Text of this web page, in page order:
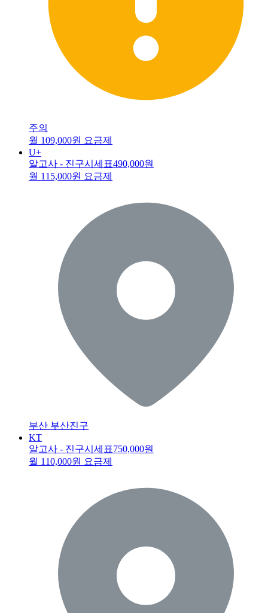
주의
월 109,000원 요금제
U+
알고사 - 진구시세표490,000원
월 115,000원 요금제
부산 부산진구
KT
알고사 - 진구시세표750,000원
월 110,000원 요금제